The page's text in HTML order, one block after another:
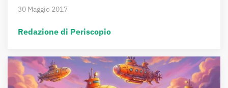
30 Maggio 2017
Redazione di Periscopio